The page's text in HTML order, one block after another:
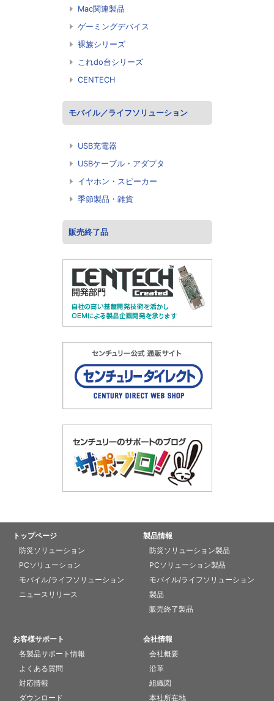
Mac関連製品
ゲーミングデバイス
裸族シリーズ
これdo台シリーズ
CENTECH
モバイル／ライフソリューション
USB充電器
USBケーブル・アダプタ
イヤホン・スピーカー
季節製品・雑貨
販売終了品
トップページ
防災ソリューション
PCソリューション
モバイル/ライフソリューション
ニュースリリース
製品情報
防災ソリューション製品
PCソリューション製品
モバイル/ライフソリューション
製品
販売終了製品
お客様サポート
各製品サポート情報
よくある質問
対応情報
ダウンロード
会社情報
会社概要
沿革
組織図
本社所在地